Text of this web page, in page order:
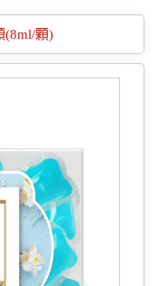
(8ml/顆)